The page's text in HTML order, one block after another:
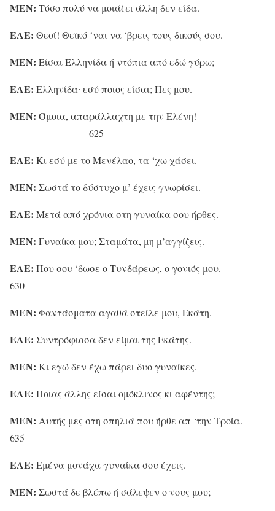
ΜΕΝ: Τόσο πολύ να μοιάζει άλλη δεν είδα.
ΕΛΕ: Θεοί! Θεϊκό ‘ναι να ‘βρεις τους δικούς σου.
ΜΕΝ: Είσαι Ελληνίδα ή ντόπια από εδώ γύρω;
ΕΛΕ: Ελληνίδα∙ εσύ ποιος είσαι; Πες μου.
ΜΕΝ: Όμοια, απαράλλαχτη με την Ελένη!
625
ΕΛΕ: Κι εσύ με το Μενέλαο, τα ‘χω χάσει.
ΜΕΝ: Σωστά το δύστυχο μ’ έχεις γνωρίσει.
ΕΛΕ: Μετά από χρόνια στη γυναίκα σου ήρθες.
ΜΕΝ: Γυναίκα μου; Σταμάτα, μη μ’αγγίζεις.
ΕΛΕ: Που σου ‘δωσε ο Τυνδάρεως, ο γονιός μου.
630
ΜΕΝ: Φαντάσματα αγαθά στείλε μου, Εκάτη.
ΕΛΕ: Συντρόφισσα δεν είμαι της Εκάτης.
ΜΕΝ: Κι εγώ δεν έχω πάρει δυο γυναίκες.
ΕΛΕ: Ποιας άλλης είσαι ομόκλινος κι αφέντης;
ΜΕΝ: Αυτής μες στη σπηλιά που ήρθε απ ‘την Τροία.
635
ΕΛΕ: Εμένα μονάχα γυναίκα σου έχεις.
ΜΕΝ: Σωστά δε βλέπω ή σάλεψεν ο νους μου;